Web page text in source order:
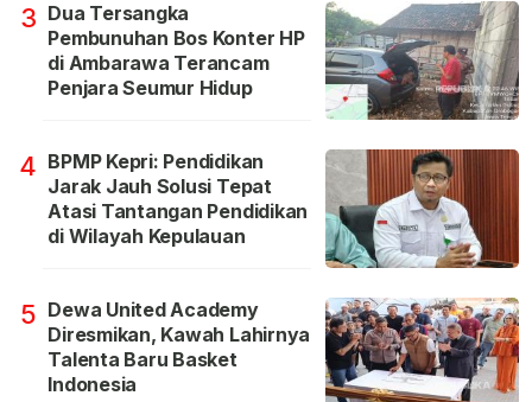
3 Dua Tersangka
Pembunuhan Bos Konter HP
di Ambarawa Terancam
Penjara Seumur Hidup
4 BPMP Kepri: Pendidikan
Jarak Jauh Solusi Tepat
Atasi Tantangan Pendidikan
di Wilayah Kepulauan
5 Dewa United Academy
Diresmikan, Kawah Lahirnya
Talenta Baru Basket
Indonesia